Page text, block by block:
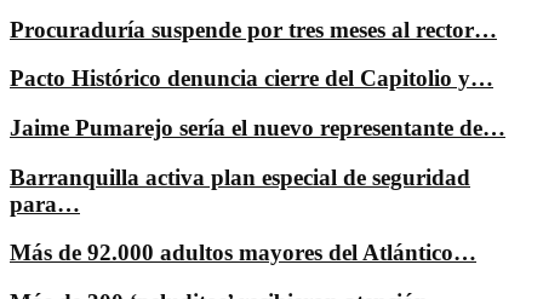
Procuraduría suspende por tres meses al rector…
Pacto Histórico denuncia cierre del Capitolio y…
Jaime Pumarejo sería el nuevo representante de…
Barranquilla activa plan especial de seguridad
para…
Más de 92.000 adultos mayores del Atlántico…